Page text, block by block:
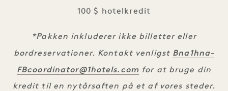
100 $ hotelkredit
*Pakken inkluderer ikke billetter eller
bordreservationer. Kontakt venligst Bna1hna-
FBcoordinator@1hotels.comfor at bruge din
kredit til en nytårsaften på et af vores steder.